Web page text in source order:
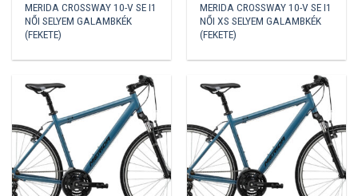
MERIDA CROSSWAY 10-V SE I1
NŐI SELYEM GALAMBKÉK
(FEKETE)
MERIDA CROSSWAY 10-V SE I1
NŐI XS SELYEM GALAMBKÉK
(FEKETE)